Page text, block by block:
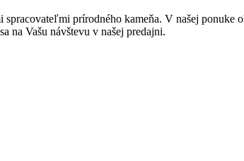
prírodného kameňa. V našej ponuke
na Vašu návštevu v našej predajni.